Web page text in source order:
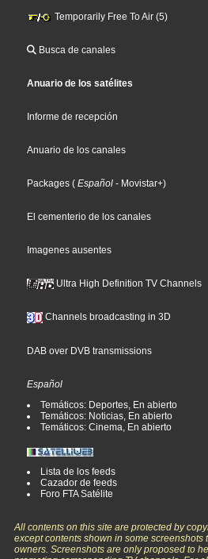
Temporarily Free To Air (5)
Busca de canales
Anuario de los satélites
Informe de recepción
Anuario de los canales
Packages ( Español - Movistar+)
El cementerio de los canales
Imagenes ausentes
Ultra High Definition TV Channels
Channels broadcasting in 3D
DAB over DVB transmissions
Español
Temáticos: Deportes, En abierto
Temáticos: Noticias, En abierto
Temáticos: Cinema, En abierto
Lista de los feeds
Cazador de feeds
Foro FTA Satélite
All contents on this site are protected by
except contents shown in some screenshots
owners. Screenshots are only proposed to